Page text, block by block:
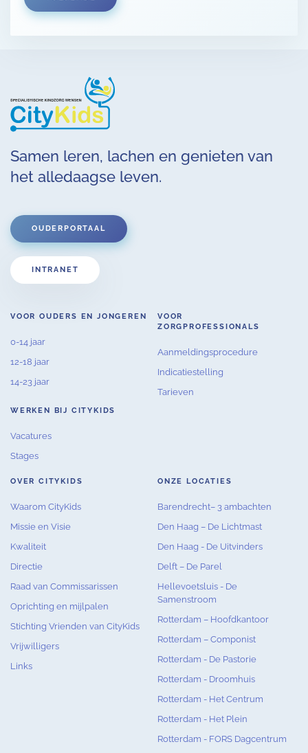
Samen leren, lachen en genieten van
het alledaagse leven.
OUDERPORTAAL
INTRANET
VOOR OUDERS EN JONGEREN
0-14 jaar
12-18 jaar
14-23 jaar
VOOR
ZORGPROFESSIONALS
Aanmeldingsprocedure
Indicatiestelling
Tarieven
WERKEN BIJ CITYKIDS
Vacatures
Stages
OVER CITYKIDS
Waarom CityKids
Missie en Visie
Kwaliteit
Directie
Raad van Commissarissen
Oprichting en mijlpalen
Stichting Vrienden van CityKids
Vrijwilligers
Links
ONZE LOCATIES
Barendrecht– 3 ambachten
Den Haag – De Lichtmast
Den Haag - De Uitvinders
Delft – De Parel
Hellevoetsluis - De
Samenstroom
Rotterdam – Hoofdkantoor
Rotterdam – Componist
Rotterdam - De Pastorie
Rotterdam - Droomhuis
Rotterdam - Het Centrum
Rotterdam - Het Plein
Rotterdam - FORS Dagcentrum